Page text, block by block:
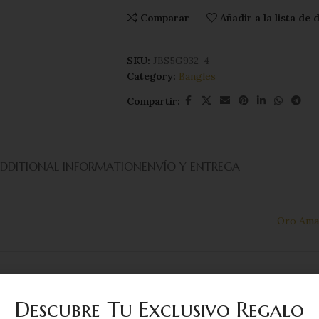
Comparar Añadir a la lista de
SKU: JBS5G932-4
Category: Bangles
Compartir:
INFORMATIONENVÍO Y ENTREGA
Oro
Descubre Tu Exclusivo Regalo